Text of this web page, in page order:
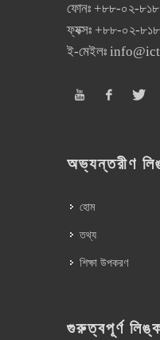
ফোনঃ +৮৮-০২-
ফ্যক্সঃ +৮৮-০২-
ই-মেইলঃ
অভ্যন্তরীণ
হোম
তথ্য
শিক্ষা উপকরণ
গুরুত্বপূর্ণ